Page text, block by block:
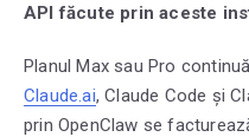
API făcute prin aceste
Planul Max sau Pro
Claude.ai, Claude Code și
prin OpenClaw se